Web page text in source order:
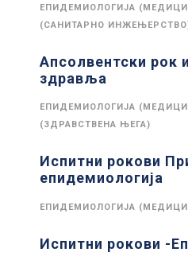
ЕПИДЕМИОЛОГИЈА
(САНИТАРНО
Апсолвентски рок
здравља
ЕПИДЕМИОЛОГИЈА
(ЗДРАВСТВЕНА ЊЕГА)
Испитни рокови
епидемиологија
ЕПИДЕМИОЛОГИЈА
Испитни рокови -